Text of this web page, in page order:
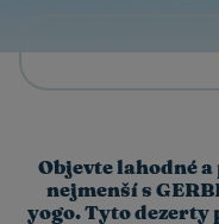
Objevte lahodné
nejmenší s
yogo. Tyto